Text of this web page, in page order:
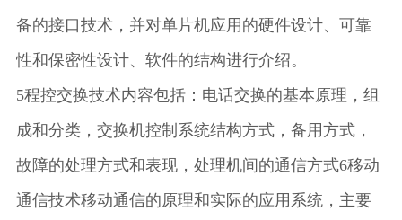
备的接口技术，并对单片机应用的硬件设计、可靠
性和保密性设计、软件的结构进行介绍。
5程控交换技术内容包括：电话交换的基本原理，组
成和分类，交换机控制系统结构方式，备用方式，
故障的处理方式和表现，处理机间的通信方式6移动
通信技术移动通信的原理和实际的应用系统，主要